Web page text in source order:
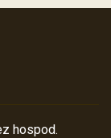
hospod.